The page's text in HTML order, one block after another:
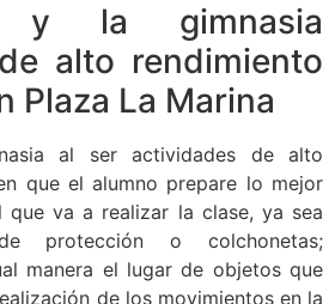
y la gimnasia
alto rendimiento
Plaza La Marina
al ser actividades de alto
que el alumno prepare lo mejor
va a realizar la clase, ya sea
protección o colchonetas;
manera el lugar de objetos que
de los movimientos en la